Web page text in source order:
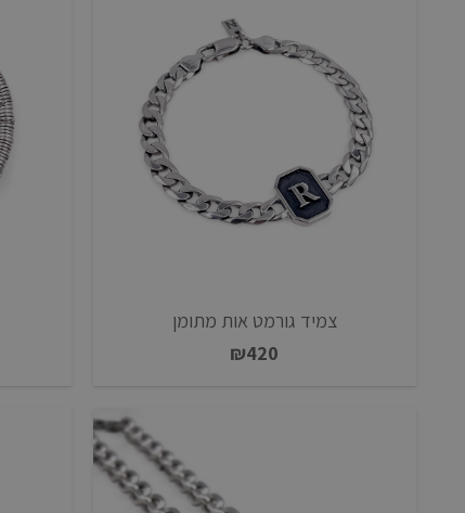
צמיד גורמט אות מתומן
₪420